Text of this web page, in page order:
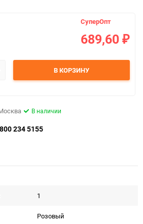
СуперОпт
689,60 ₽
В КОРЗИНУ
В наличии
234 5155
1
Розовый